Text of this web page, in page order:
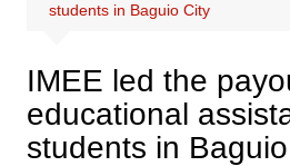
students in Baguio City
IMEE led the
educational
students in